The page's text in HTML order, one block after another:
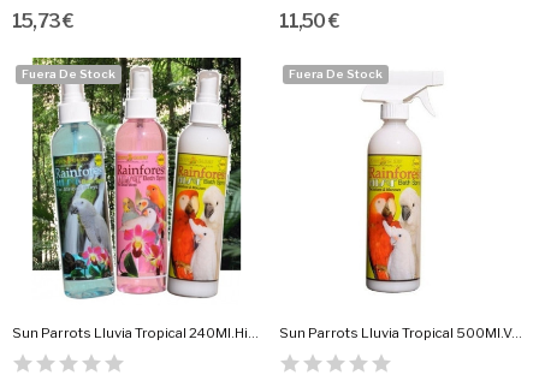
15,73 € 11,50 €
Fuera De Stock
Sun Parrots Lluvia Tropical 240Ml.Hibiscus Hawaii
Fuera De Stock
Sun Parrots Lluvia Tropical 500Ml.Vainilla